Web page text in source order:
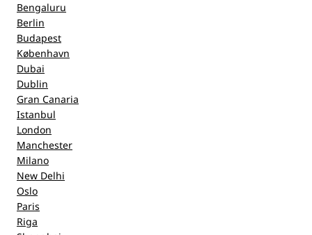
Bengaluru
Berlin
Budapest
København
Dubai
Dublin
Gran Canaria
Istanbul
London
Manchester
Milano
New Delhi
Oslo
Paris
Riga